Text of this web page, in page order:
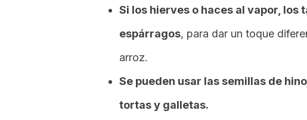
Si los hierves o haces al vapor, los
espárragos, para dar un toque
arroz.
Se pueden usar las semillas de
tortas y galletas.